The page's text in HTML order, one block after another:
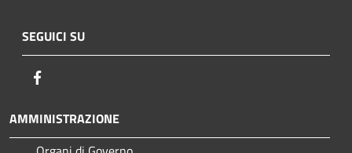
SEGUICI SU
AMMINISTRAZIONE